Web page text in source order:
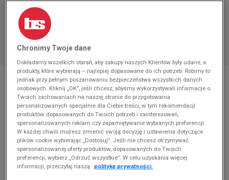
* Zdjęcie poglądowe
ADIDAS NY 90 CF I
Produkt pochodzi z końcówek aktualnych kolekcji, ubiegłych
sezonów lub z ekspozycji.Szczegóły.
zł cena rekomendowana przez producenta
99,99 zł
Chronimy Twoje dane
Dokładamy wszelkich starań, aby zakupy naszych Klientów były udane, a
produkty, które wybierają – najlepiej dopasowane do ich potrzeb. Robimy to
jednak przy pełnym poszanowaniu bezpieczeństwa wszystkich danych
osobowych. Kliknij „OK”, jeśli chcesz, abyśmy wykorzystywali informacje o
Twoich zachowaniach na naszej stronie do przygotowania
personalizowanych specjalnie dla Ciebie treści, w tym rekomendacji
produktów dopasowanych do Twoich potrzeb i zainteresowań,
spersonalizowanych reklam czy zapamiętywanie wybranych preferencji.
W każdej chwili możesz zmienić swoją decyzję i ustawienia dotyczące
plików cookie wybierając „Dostosuj”. Jeśli nie chcesz otrzymywać
spersonalizowanej oferty produktów, dopasowanych do Twoich
preferencji, wybierz „Odrzuć wszystkie”. W celu uzyskania więcej
informacji, przeczytaj naszą
politykę prywatności.